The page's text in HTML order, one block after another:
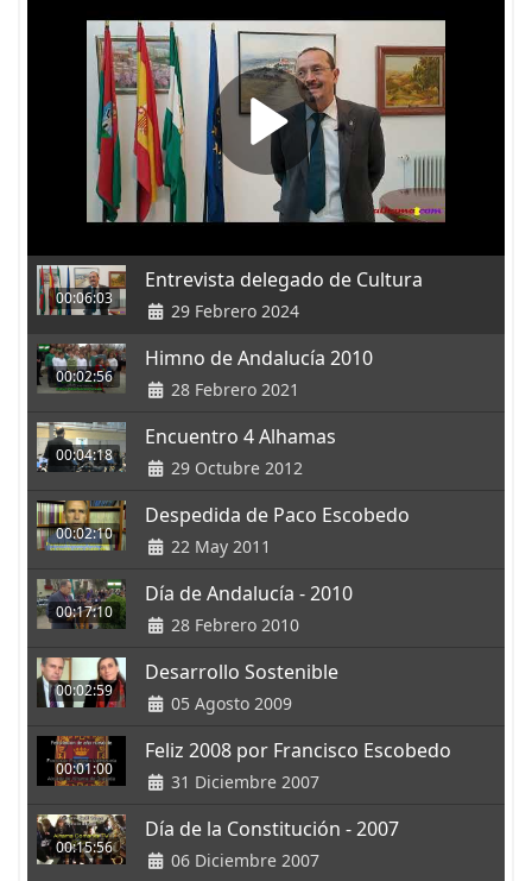
00:06:03
Entrevista delegado de Cultura
29 Febrero 2024
00:02:56
Himno de Andalucía 2010
28 Febrero 2021
00:04:18
Encuentro 4 Alhamas
29 Octubre 2012
00:02:10
Despedida de Paco Escobedo
22 May 2011
00:17:10
Día de Andalucía - 2010
28 Febrero 2010
00:02:59
Desarrollo Sostenible
05 Agosto 2009
00:01:00
Feliz 2008 por Francisco Escobedo
31 Diciembre 2007
00:15:56
Día de la Constitución - 2007
06 Diciembre 2007